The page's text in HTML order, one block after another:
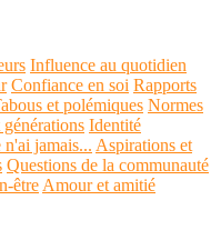
Influence au quotidien
Confiance en soi Rapports
et polémiques Normes
Identité
n'ai jamais... Aspirations et
Questions de la communauté
être Amour et amitié